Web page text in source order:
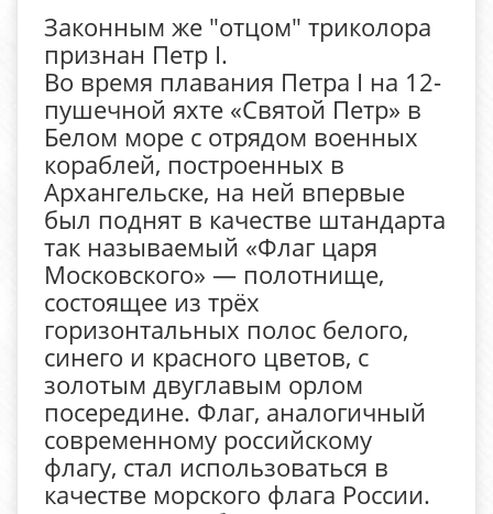
Законным же "отцом" триколора
признан Петр I.
Во время плавания Петра I на 12-
пушечной яхте «Святой Петр» в
Белом море с отрядом военных
кораблей, построенных в
Архангельске, на ней впервые
был поднят в качестве штандарта
так называемый «Флаг царя
Московского» — полотнище,
состоящее из трёх
горизонтальных полос белого,
синего и красного цветов, с
золотым двуглавым орлом
посередине. Флаг, аналогичный
современному российскому
флагу, стал использоваться в
качестве морского флага России.